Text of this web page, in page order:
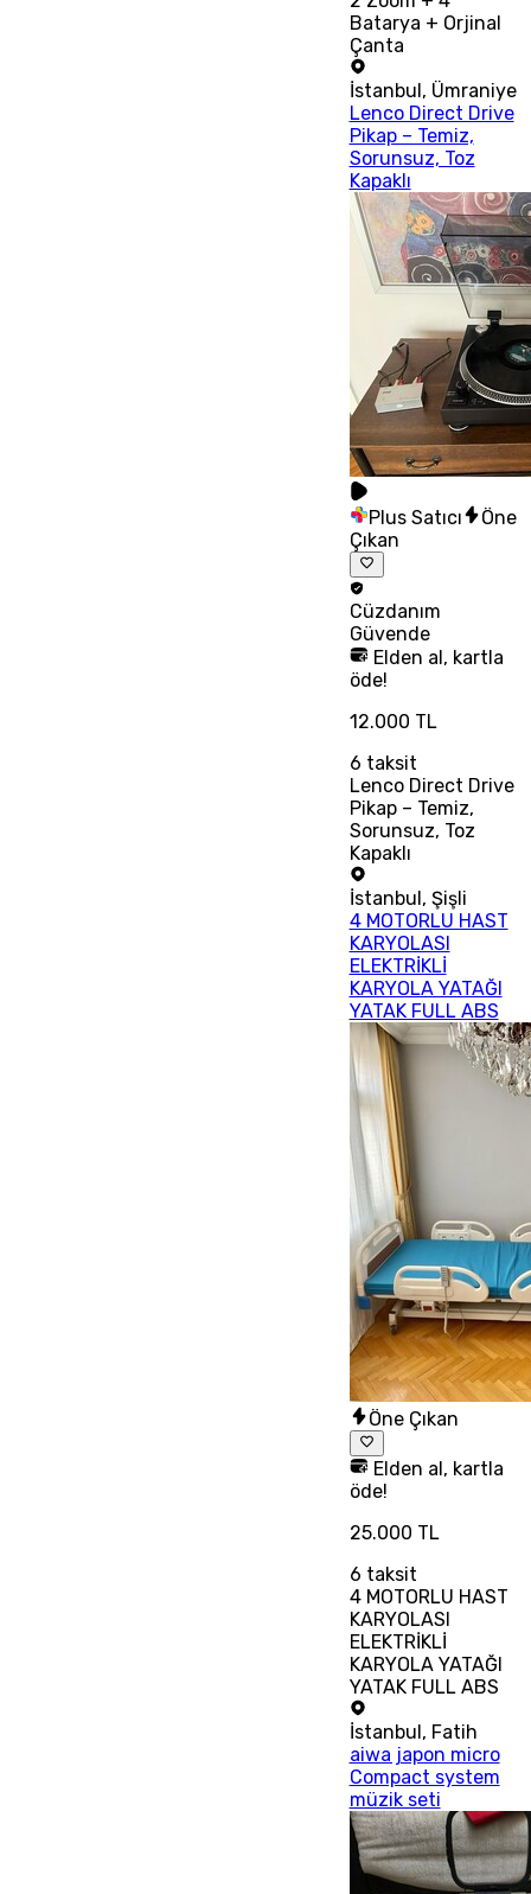
Batarya + Orjinal
Çanta
İstanbul, Ümraniye
Lenco Direct Drive
Pikap – Temiz,
Sorunsuz, Toz
Kapaklı
Plus Satıcı
Öne
Çıkan
Cüzdanım
Güvende
Elden al, kartla
öde!
12.000 TL
6 taksit
Lenco Direct Drive
Pikap – Temiz,
Sorunsuz, Toz
Kapaklı
İstanbul, Şişli
4 MOTORLU HAST
KARYOLASI
ELEKTRİKLİ
KARYOLA YATAĞI
YATAK FULL ABS
Öne Çıkan
Elden al, kartla
öde!
25.000 TL
6 taksit
4 MOTORLU HAST
KARYOLASI
ELEKTRİKLİ
KARYOLA YATAĞI
YATAK FULL ABS
İstanbul , Fatih
aiwa japon micro
Compact system
müzik seti